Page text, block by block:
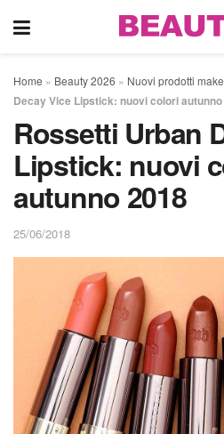
Home » Beauty 2026 » Nuovi prodotti
Decay Vice Lipstick: nuovi colori autunno
Rossetti Urban
Lipstick: nuovi
autunno 2018
25/06/2018